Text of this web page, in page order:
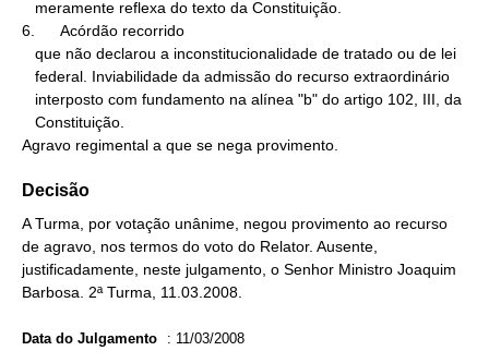
6.      Acórdão recorrido
Agravo regimental a que se nega provimento.
Decisão
A Turma, por votação unânime, negou provimento ao recurso
de agravo, nos termos do voto do Relator. Ausente,
justificadamente, neste julgamento, o Senhor Ministro Joaquim
Barbosa. 2ª Turma, 11.03.2008.
Data do Julgamento : 11/03/2008